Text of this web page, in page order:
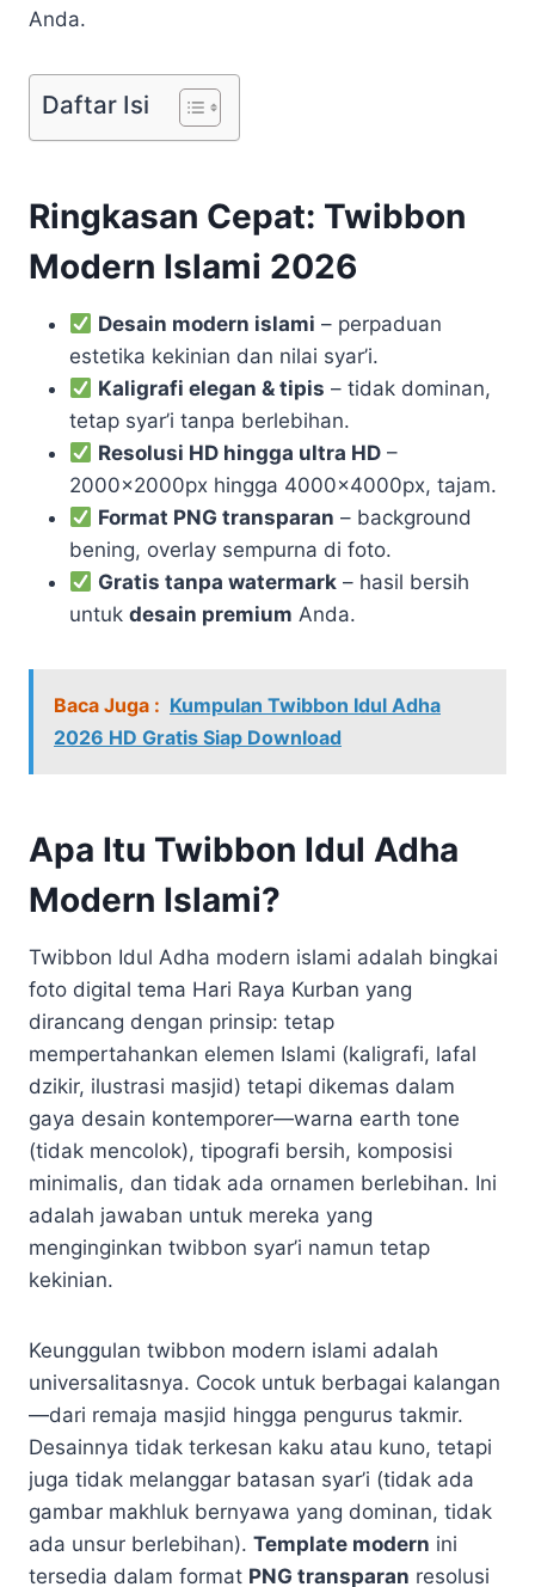
Anda.
Daftar Isi
Ringkasan Cepat: Twibbon
Modern Islami 2026
Desain modern islami – perpaduan
estetika kekinian dan nilai syar’i.
Kaligrafi elegan & tipis – tidak dominan,
tetap syar’i tanpa berlebihan.
Resolusi HD hingga ultra HD –
2000x2000px hingga 4000x4000px, tajam.
Format PNG transparan – background
bening, overlay sempurna di foto.
Gratis tanpa watermark – hasil bersih
untuk desain premium Anda.
Baca Juga : Kumpulan Twibbon Idul Adha
2026 HD Gratis Siap Download
Apa Itu Twibbon Idul Adha
Modern Islami?
Twibbon Idul Adha modern islami adalah bingkai
foto digital tema Hari Raya Kurban yang
dirancang dengan prinsip: tetap
mempertahankan elemen Islami (kaligrafi, lafal
dzikir, ilustrasi masjid) tetapi dikemas dalam
gaya desain kontemporer—warna earth tone
(tidak mencolok), tipografi bersih, komposisi
minimalis, dan tidak ada ornamen berlebihan. Ini
adalah jawaban untuk mereka yang
menginginkan twibbon syar’i namun tetap
kekinian.
Keunggulan twibbon modern islami adalah
universalitasnya. Cocok untuk berbagai kalangan
—dari remaja masjid hingga pengurus takmir.
Desainnya tidak terkesan kaku atau kuno, tetapi
juga tidak melanggar batasan syar’i (tidak ada
gambar makhluk bernyawa yang dominan, tidak
ada unsur berlebihan). Template modern ini
tersedia dalam format PNG transparan resolusi